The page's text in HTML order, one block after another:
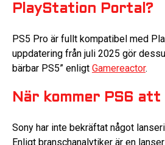
PlayStation Portal?
PS5 Pro är fullt kompatibel med
uppdatering från juli 2025 gör
bärbar PS5” enligt Gamereactor.
När kommer PS6
Sony har inte bekräftat något
Enligt branschanalytiker är en